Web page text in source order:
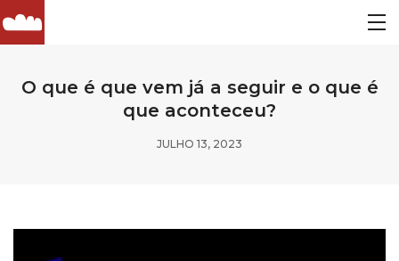
O que é que vem já a seguir e o que é
que aconteceu?
JULHO 13, 2023